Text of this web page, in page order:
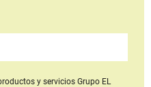
y serviciosGrupo EL